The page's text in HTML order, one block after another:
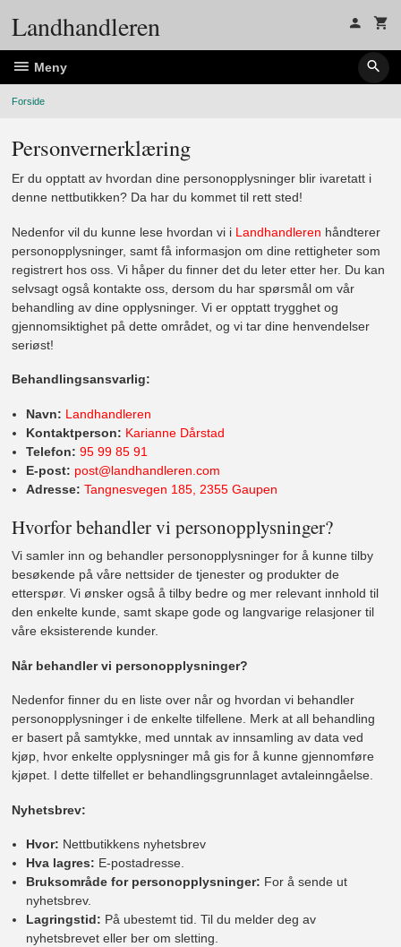
Landhandleren
Meny
Forside
Personvernerklæring
Er du opptatt av hvordan dine personopplysninger blir ivaretatt i
denne nettbutikken? Da har du kommet til rett sted!
Nedenfor vil du kunne lese hvordan vi i Landhandleren håndterer
personopplysninger, samt få informasjon om dine rettigheter som
registrert hos oss. Vi håper du finner det du leter etter her. Du kan
selvsagt også kontakte oss, dersom du har spørsmål om vår
behandling av dine opplysninger. Vi er opptatt trygghet og
gjennomsiktighet på dette området, og vi tar dine henvendelser
seriøst!
Behandlingsansvarlig:
Navn: Landhandleren
Kontaktperson: Karianne Dårstad
Telefon: 95 99 85 91
E-post: post@landhandleren.com
Adresse: Tangnesvegen 185, 2355 Gaupen
Hvorfor behandler vi personopplysninger?
Vi samler inn og behandler personopplysninger for å kunne tilby
besøkende på våre nettsider de tjenester og produkter de
etterspør. Vi ønsker også å tilby bedre og mer relevant innhold til
den enkelte kunde, samt skape gode og langvarige relasjoner til
våre eksisterende kunder.
Når behandler vi personopplysninger?
Nedenfor finner du en liste over når og hvordan vi behandler
personopplysninger i de enkelte tilfellene. Merk at all behandling
er basert på samtykke, med unntak av innsamling av data ved
kjøp, hvor enkelte opplysninger må gis for å kunne gjennomføre
kjøpet. I dette tilfellet er behandlingsgrunnlaget avtaleinngåelse.
Nyhetsbrev:
Hvor: Nettbutikkens nyhetsbrev
Hva lagres: E-postadresse.
Bruksområde for personopplysninger: For å sende ut
nyhetsbrev.
Lagringstid: På ubestemt tid. Til du melder deg av
nyhetsbrevet eller ber om sletting.